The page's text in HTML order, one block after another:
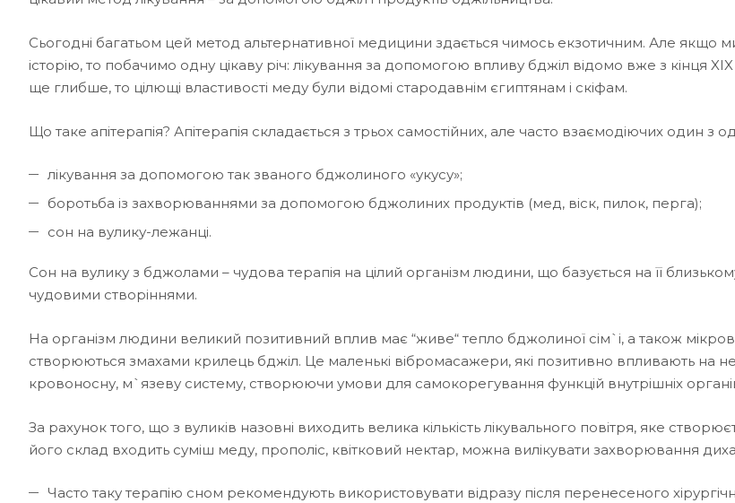
Сьогодні багатьом цей метод альтернативної медицини здається чимось екзотичним. Але якщо
історію, то побачимо одну цікаву річ: лікування за допомогою впливу бджіл відомо вже з кінця XIX
ще глибше, то цілющі властивості меду були відомі стародавнім єгиптянам і скіфам.
Що таке апітерапія? Апітерапія складається з трьох самостійних, але часто взаємодіючих один з
лікування за допомогою так званого бджолиного «укусу»;
боротьба із захворюваннями за допомогою бджолиних продуктів (мед, віск, пилок, перга);
сон на вулику-лежанці.
Сон на вулику з бджолами – чудова терапія на цілий організм людини, що базується на її
чудовими створіннями.
На організм людини великий позитивний вплив має “живе“ тепло бджолиної сім`і, а також
створюються змахами крилець бджіл. Це маленькі вібромасажери, які позитивно впливають на
кровоносну, м`язеву систему, створюючи умови для самокорегування функцій внутрішніх
За рахунок того, що з вуликів назовні виходить велика кількість лікувального повітря, яке
його склад входить суміш меду, прополіс, квітковий нектар, можна вилікувати захворювання
Часто таку терапію сном рекомендують використовувати відразу після перенесеного